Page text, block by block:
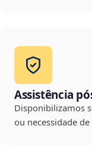
Assistência
Disponibilizamos
ou necessidade de